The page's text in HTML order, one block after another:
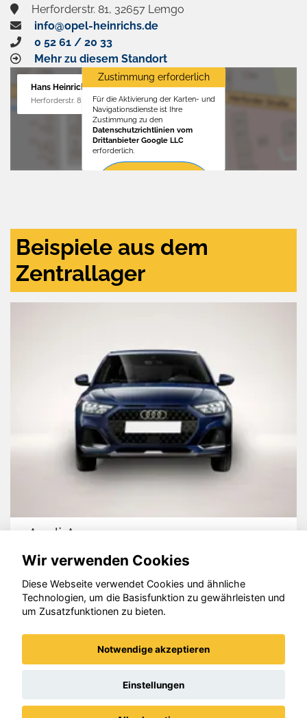
Herforderstr. 81, 32657 Lemgo
info@opel-heinrichs.de
0 52 61 / 20 33
Mehr zu diesem Standort
Hans Heinrichs GmbH
Herforderstr. 81, 32657 Lemgo
Zustimmung erforderlich
Für die Aktivierung der Karten- und
Navigationsdienste ist Ihre
Zustimmung zu den
Datenschutzrichtlinien vom
Drittanbieter Google LLC
erforderlich.
Beispiele aus dem
Zentrallager
Audi A1
© konjunkturmotor.de GmbH 2020 - 2026
Wir verwenden Cookies
Diese Webseite verwendet Cookies und ähnliche
Technologien, um die Basisfunktion zu gewährleisten und
um Zusatzfunktionen zu bieten.
Notwendige akzeptieren
Einstellungen